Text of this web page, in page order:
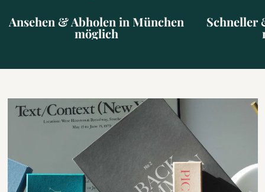
Ansehen & Abholen in München
möglich
Schneller